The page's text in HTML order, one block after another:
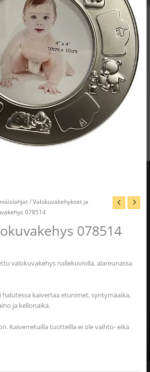
/Valokuvakehykset ja
078514
078514
valokuvakehys nallekuviolla, alareunassa
halutessa kaivertaa etunimet, syntymäaika,
ja kellonaika.
Kaiverretuilla tuotteilla ei ole vaihto- eikä